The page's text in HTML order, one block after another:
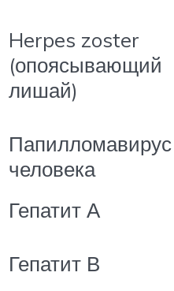
Herpes zoster
(опоясывающий
лишай)
Папилломавирус
человека
Гепатит А
Гепатит В